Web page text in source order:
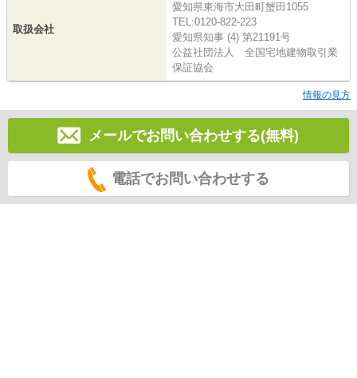
取扱会社
愛知県東海市大田町蟹田1055
TEL:0120-822-223
愛知県知事 (4) 第21191号
公益社団法人 全国宅地建物取引業
保証協会
情報の見方
メールでお問い合わせする(無料)
電話でお問い合わせする